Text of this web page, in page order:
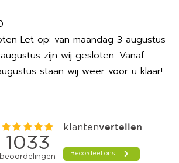
Let op: van maandag 3 augustus
zijn wij gesloten. Vanaf
staan wij weer voor u klaar!